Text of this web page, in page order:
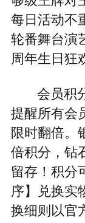
每日活动不
轮番舞台演
周年生日狂
会员积
提醒所有会
限时翻倍。
倍积分，钻
留存！积分
序】兑换实
换细则以官